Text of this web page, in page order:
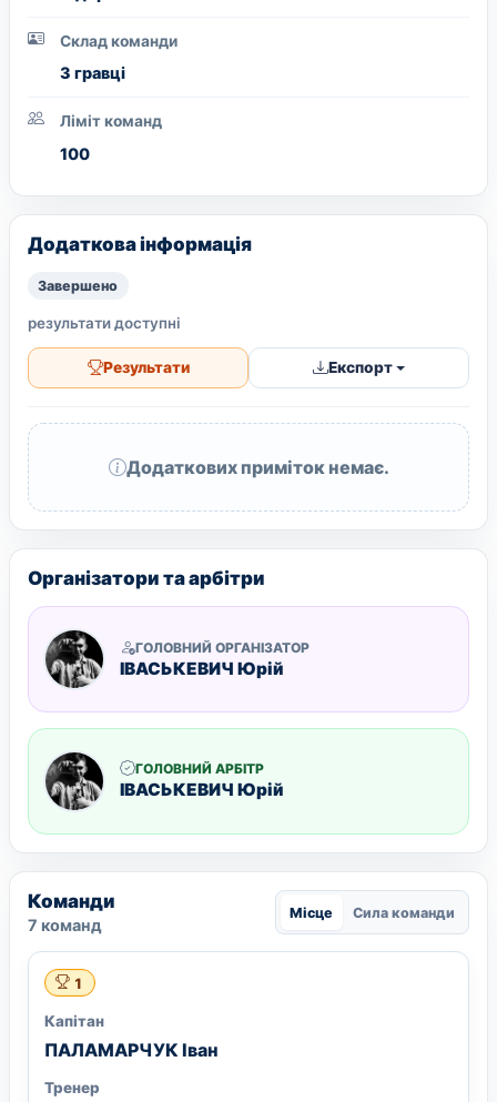
Склад команди
3 гравці
Ліміт команд
100
Додаткова інформація
Завершено
результати доступні
Результати Експорт
Додаткових приміток немає.
Організатори та арбітри
ГОЛОВНИЙ ОРГАНІЗАТОР
ІВАСЬКЕВИЧ Юрій
ГОЛОВНИЙ АРБІТР
ІВАСЬКЕВИЧ Юрій
Команди
7 команд
Місце Сила команди
1
Капітан
ПАЛАМАРЧУК Іван
Тренер